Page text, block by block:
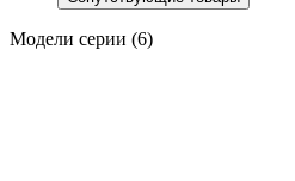
Модели серии (6)